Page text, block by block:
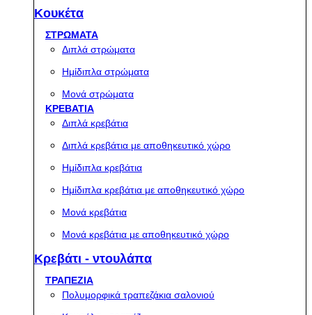
Κουκέτα
ΣΤΡΩΜΑΤΑ
Διπλά στρώματα
Ημίδιπλα στρώματα
Μονά στρώματα
ΚΡΕΒΑΤΙΑ
Διπλά κρεβάτια
Διπλά κρεβάτια με αποθηκευτικό χώρο
Ημίδιπλα κρεβάτια
Ημίδιπλα κρεβάτια με αποθηκευτικό χώρο
Μονά κρεβάτια
Μονά κρεβάτια με αποθηκευτικό χώρο
Κρεβάτι - ντουλάπα
ΤΡΑΠΕΖΙΑ
Πολυμορφικά τραπεζάκια σαλονιού